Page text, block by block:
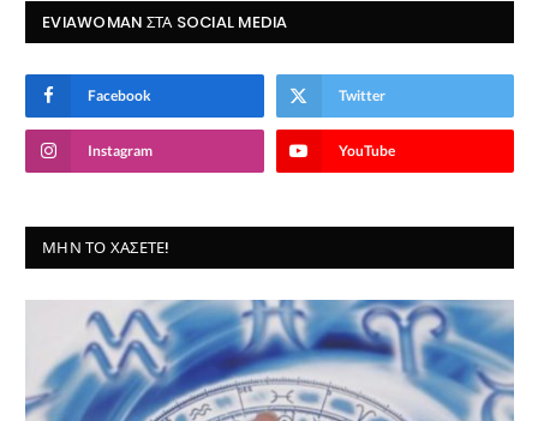
EVIAWOMAN ΣΤΑ SOCIAL MEDIA
Facebook Twitter
Instagram YouTube
ΜΗΝ ΤΟ ΧΆΣΕΤΕ!